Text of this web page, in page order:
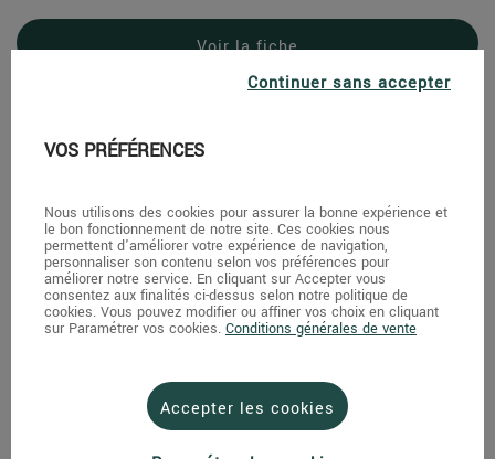
Voir la fiche
Au Nom De La Rose
78600 Maison Laffite
FRANCE
Voir la fiche
Au Nom de la Rose Chatou - Foch
Continuer sans accepter
VOS PRÉFÉRENCES
Nous utilisons des cookies pour assurer la bonne expérience et
le bon fonctionnement de notre site. Ces cookies nous
permettent d'améliorer votre expérience de navigation,
personnaliser son contenu selon vos préférences pour
améliorer notre service. En cliquant sur Accepter vous
consentez aux finalités ci-dessus selon notre politique de
cookies. Vous pouvez modifier ou affiner vos choix en cliquant
sur Paramétrer vos cookies. Conditions générales de vente
Accepter les cookies